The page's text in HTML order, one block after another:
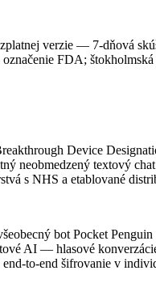
verzie — 7-dňová
označenie FDA;
Device
neobmedzený textový
s NHS a etablované
bot Pocket
AI — hlasové
end-to-end šifrovanie v